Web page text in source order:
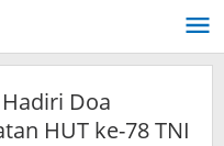
Doa
HUT ke-78 TNI